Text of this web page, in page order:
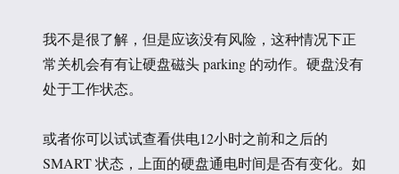
我不是很了解，但是应该没有风险，这种情况下正
常关机会有有让硬盘磁头 parking 的动作。硬盘没有
处于工作状态。
或者你可以试试查看供电12小时之前和之后的
SMART 状态，上面的硬盘通电时间是否有变化。如